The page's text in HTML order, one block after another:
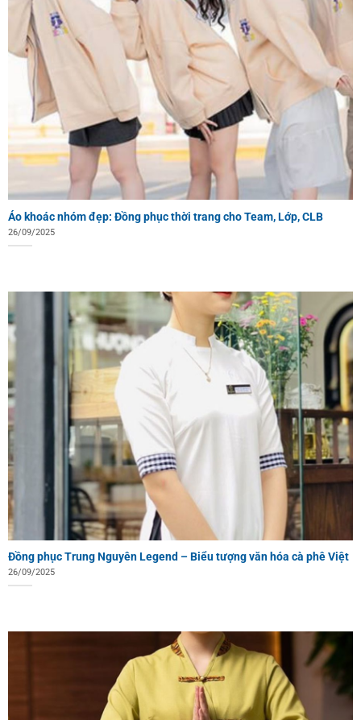
Áo khoác nhóm đẹp: Đồng phục thời trang cho Team, Lớp, CLB
26/09/2025
Đồng phục Trung Nguyên Legend – Biểu tượng văn hóa cà phê Việt
26/09/2025